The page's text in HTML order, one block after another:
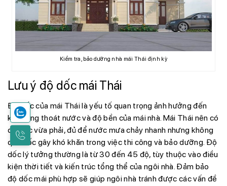
Kiểm tra, bảo dưỡng nhà mái Thái định kỳ
Lưu ý độ dốc mái Thái
Độ dốc của mái Thái là yếu tố quan trọng ảnh hưởng đến
khả năng thoát nước và độ bền của mái nhà. Mái Thái nên có
độ dốc vừa phải, đủ để nước mưa chảy nhanh nhưng không
quá dốc gây khó khăn trong việc thi công và bảo dưỡng. Độ
dốc lý tưởng thường là từ 30 đến 45 độ, tùy thuộc vào điều
kiện thời tiết và kiến trúc tổng thể của ngôi nhà. Đảm bảo
độ dốc mái phù hợp sẽ giúp ngôi nhà tránh được các vấn đề